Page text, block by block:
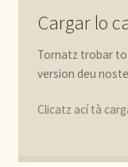
Cargar lo
Tornatz trobar
version deu
Clicatz ací tà